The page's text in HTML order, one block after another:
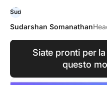
Sudarshan Somanathan
Siate pronti per
questo